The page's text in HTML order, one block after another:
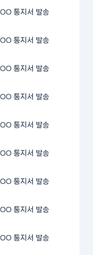
통지서 발송
통지서 발송
통지서 발송
통지서 발송
통지서 발송
통지서 발송
통지서 발송
통지서 발송
통지서 발송